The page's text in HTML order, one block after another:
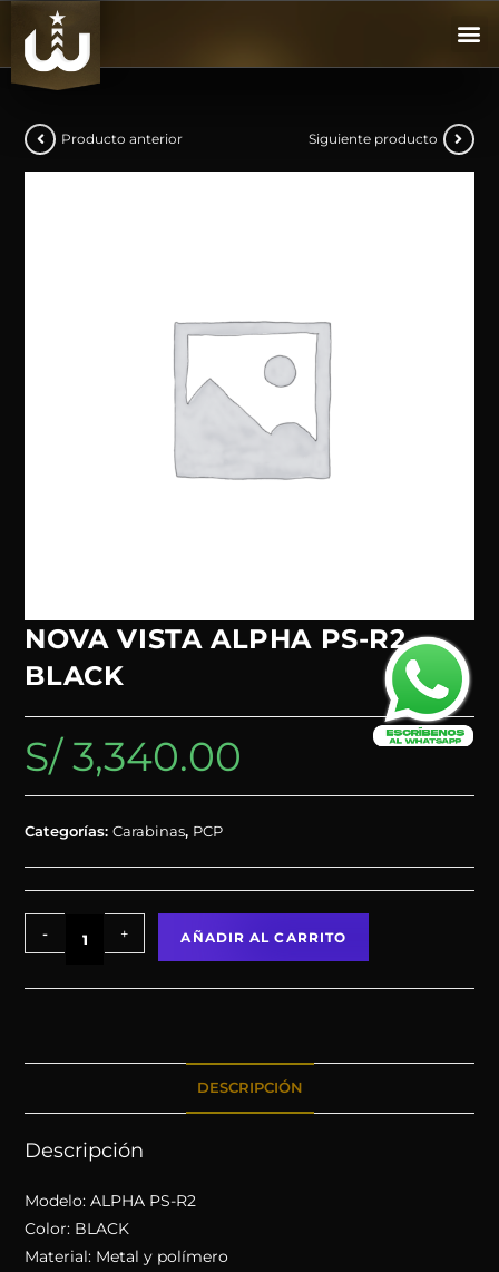
Producto anterior Siguiente producto
NOVA VISTA ALPHA PS-R2
BLACK
S/3,340.00
Categorías:Carabinas, PCP
- + AÑADIR AL CARRITO
DESCRIPCIÓN
Descripción
Modelo: ALPHA PS-R2
Color: BLACK
Material: Metal y polímero